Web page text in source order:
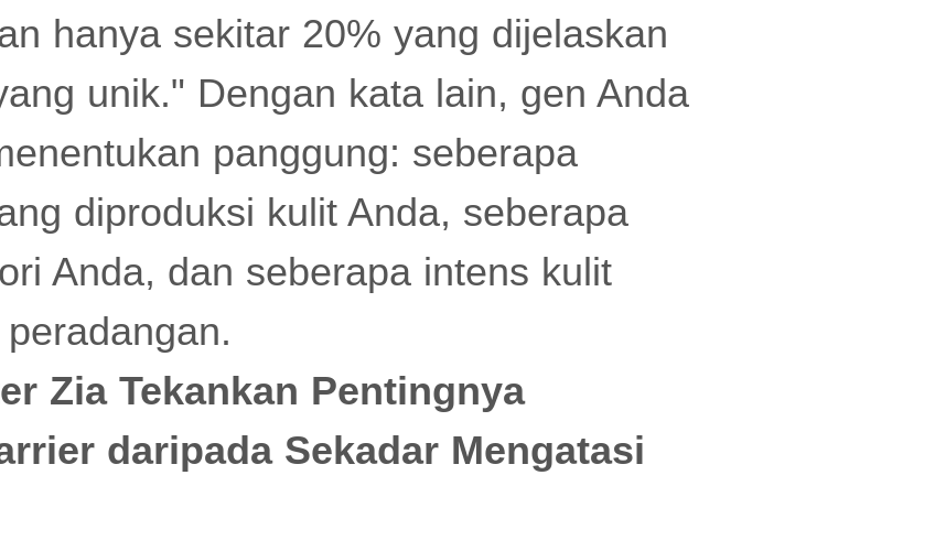
hanya sekitar 20% yang dijelaskan
unik." Dengan kata lain, gen Anda
panggung: seberapa
diproduksi kulit Anda, seberapa
Anda, dan seberapa intens kulit
Zia Tekankan Pentingnya
daripada Sekadar Mengatasi